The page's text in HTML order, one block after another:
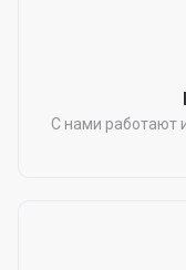
С нами работают